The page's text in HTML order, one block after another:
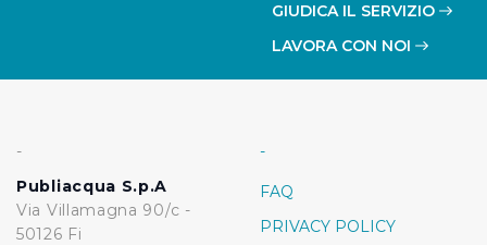
GIUDICA IL SERVIZIO
LAVORA CON NOI
-
Publiacqua S.p.A
Via Villamagna 90/c -
50126 Fi
-
FAQ
PRIVACY POLICY